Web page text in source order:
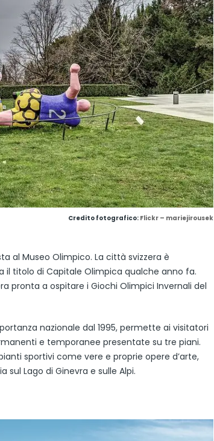
Credito fotografico: Flickr – mariejirousek
al Museo Olimpico. La città svizzera è
titolo di Capitale Olimpica qualche anno fa.
pronta a ospitare i Giochi Olimpici Invernali del
nazionale dal 1995, permette ai visitatori
e temporanee presentate su tre piani.
sportivi come vere e proprie opere d’arte,
Lago di Ginevra e sulle Alpi.